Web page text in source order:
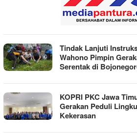
Tindak Lanjuti
Wahono Pimpin
Serentak di
KOPRI PKC Jawa
Gerakan Peduli
Kekerasan